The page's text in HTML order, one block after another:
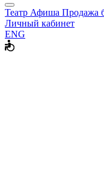
Театр Афиша Продажа
Личный кабинет
ENG